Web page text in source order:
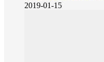
2019-01-15